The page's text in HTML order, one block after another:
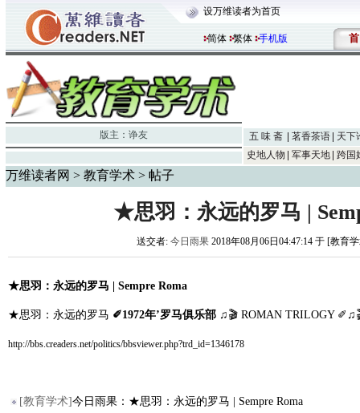
设万维读者为首页
简体 繁体 手机版 首
版主： 诤友 五 味 斋 茗香茶语
天下
史地人物
军事天地 跨国
万维读者网 > 教育学术 > 帖子
★思羽：永远的罗马 |
送交者: 今日雨果2018年08月06日04:47:14 于 [教育
★思羽：永远的罗马 | Sempre Roma
★思羽：永远的罗马 ✐1972年’罗马俱乐部 ♫🎬 ROMAN TRILOGY
http://bbs.creaders.net/politics/bbsviewer.php?trd_id=1346178
[教育学术]今日雨果：★思羽：永远的罗马 | Sempre Roma